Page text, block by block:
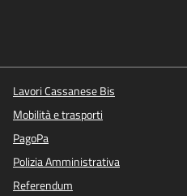
Lavori Cassanese Bis
Mobilità e trasporti
PagoPa
Polizia Amministrativa
Referendum